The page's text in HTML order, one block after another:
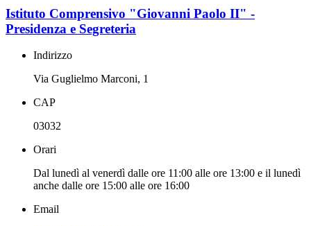
Istituto Comprensivo "Giovanni Paolo II" -
Presidenza e Segreteria
Indirizzo
Via Guglielmo Marconi, 1
CAP
03032
Orari
Dal lunedì al venerdì dalle ore 11:00 alle ore 13:00 e il lunedì
anche dalle ore 15:00 alle ore 16:00
Email